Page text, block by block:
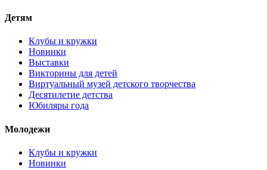
Детям
Клубы и кружки
Новинки
Выставки
Викторины для детей
Виртуальный музей детского творчества
Десятилетие детства
Юбиляры года
Молодежи
Клубы и кружки
Новинки